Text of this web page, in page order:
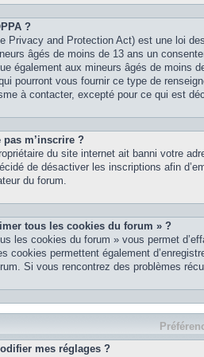
?
Privacy and Protection Act) est une loi
âgés de moins de 13 ans un
également aux mineurs âgés de moins
pourront vous fournir ce type de
à contacter, excepté pour ce qui est
m’inscrire ?
du site internet ait banni votre
de désactiver les inscriptions afin
du forum.
tous les cookies du forum » ?
les cookies du forum » vous permet
cookies permettent également
Si vous rencontrez des problèmes
mes réglages ?